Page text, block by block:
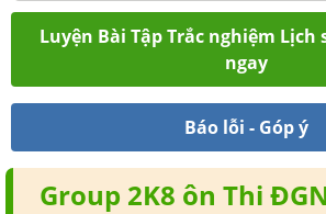
Luyện Bài Tập Trắc nghiệm Lịch
ngay
Báo lỗi - Góp ý
Group 2K8 ôn Thi